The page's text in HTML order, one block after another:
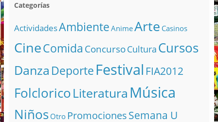
Categorías
ActividadesAmbiente AnimeArte Casinos
CineComida ConcursoCultura Cursos
Danza DeporteFestival FIA2012
FolcloricoLiteratura Música
Niños Otro PromocionesSemana U